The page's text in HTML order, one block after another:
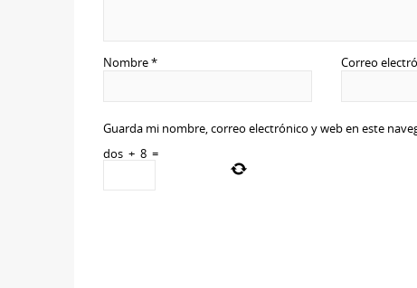
Nombre* Correo
Guarda mi nombre, correo electrónico y web en este
dos + 8 =